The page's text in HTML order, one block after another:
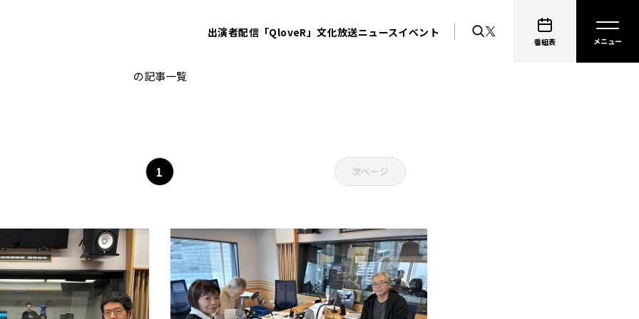
出演者配信「QloveR」文化放送ニュースイベント
番組表
の記事一覧
1 次ページ